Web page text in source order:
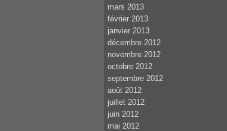
mars 2013
février 2013
janvier 2013
décembre 2012
novembre 2012
octobre 2012
septembre 2012
août 2012
juillet 2012
juin 2012
mai 2012